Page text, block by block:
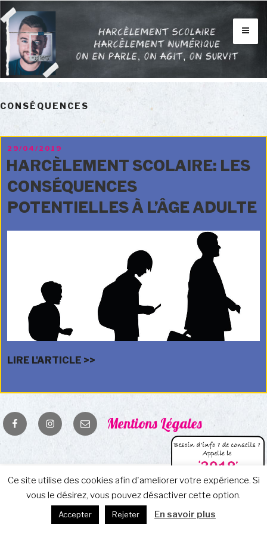
Aller
au
contenu
principal
INFOS
BLOG
VIDÉOS
CONTACTS
MON HISTOIRE
CONSÉQUENCES
PUBLIÉ
LE
29/04/2019
HARCÈLEMENT SCOLAIRE: LES
CONSÉQUENCES
POTENTIELLES À L’ÂGE ADULTE
LIRE L'ARTICLE >>
FacebookInstagram
E-
mail
Mentions Légales
Ce site utilise des cookies afin d'ameliorer votre expérience. Si
vous le désirez, vous pouvez désactiver cette option.
Accepter Rejeter En savoir plus